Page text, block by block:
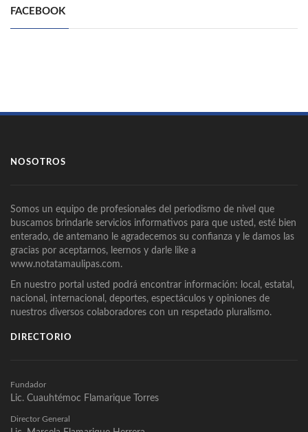
FACEBOOK
NOSOTROS
Somos un equipo de profesionales del periodismo de nivel que
buscamos brindarle servicios informativos para que usted, esté bien
enterado, de antemano le agradecemos su confianza y le damos las
gracias por aceptarnos, leernos y darle like a
www.notatamaulipas.com.
En nuestro portal usted podrá encontrar información: local, estatal,
nacional, internacional, deportes, espectáculos y opiniones de
nuestros diversos colaboradores con un respetado pluralismo.
DIRECTORIO
Fundador
Lic. Cuauhtémoc Flamarique Torres
Director General